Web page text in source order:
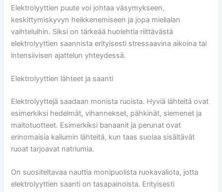
Elektrolyyttien puute voi johtaa väsymykseen,
keskittymiskyvyn heikkenemiseen ja jopa mielialan
vaihteluihin. Siksi on tärkeää huolehtia riittävästä
elektrolyyttien saannista erityisesti stressaavina aikoina tai
intensiivisen ajattelun yhteydessä.
Elektrolyyttien lähteet ja saanti
Elektrolyyttejä saadaan monista ruoista. Hyviä lähteitä ovat
esimerkiksi hedelmät, vihannekset, pähkinät, siemenet ja
maitotuotteet. Esimerkiksi banaanit ja perunat ovat
erinomaisia kaliumin lähteitä, kun taas suolaa sisältävät
ruoat tarjoavat natriumia.
On suositeltavaa nauttia monipuolista ruokavaliota, jotta
elektrolyyttien saanti on tasapainoista. Erityisesti